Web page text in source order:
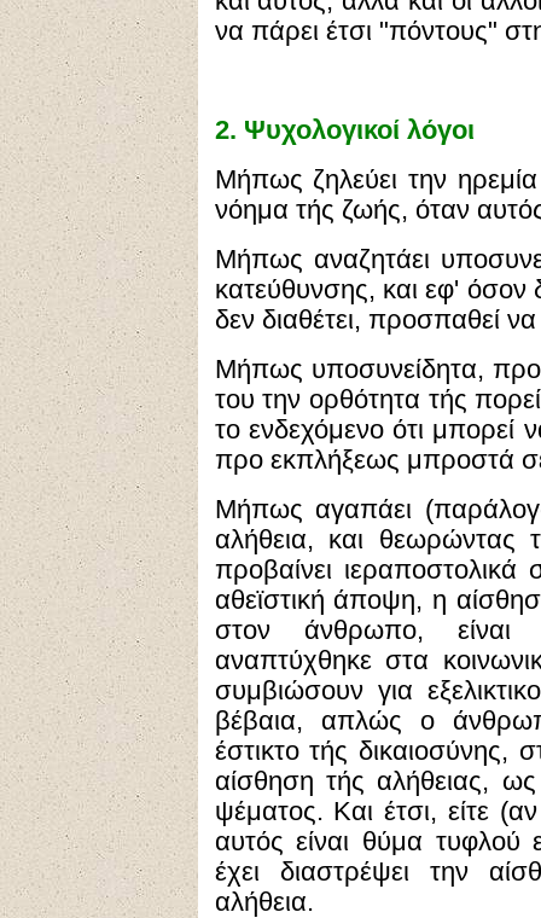
να πάρει έτσι "πόντους"
2. Ψυχολογικοί λόγοι
Μήπως ζηλεύει την
νόημα τής ζωής, όταν
Μήπως αναζητάει
κατεύθυνσης, και εφ' όσον
δεν διαθέτει, προσπαθεί
Μήπως υποσυνείδητα,
του την ορθότητα τής
το ενδεχόμενο ότι μπορεί
προ εκπλήξεως μπροστά
Μήπως αγαπάει
αλήθεια, και θεωρώντας
προβαίνει
αθεϊστική άποψη, η
στον άνθρωπο, είναι
αναπτύχθηκε στα
συμβιώσουν για
βέβαια, απλώς ο
έστικτο τής δικαιοσύνης,
αίσθηση τής αλήθειας,
ψέματος. Και έτσι, είτε
αυτός είναι θύμα τυφλού
έχει διαστρέψει την
αλήθεια.